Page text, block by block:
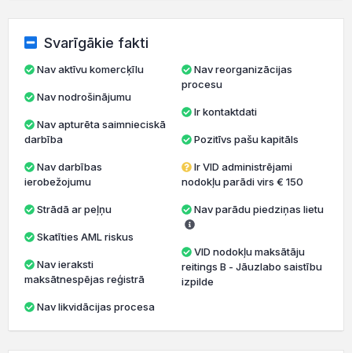
Svarīgākie fakti
Nav aktīvu komercķīlu
Nav nodrošinājumu
darbība
ierobežojumu
Strādā ar peļņu
Skatīties AML riskus
maksātnespējas reģistrā
Nav likvidācijas procesa
Nav reorganizācijas
procesu
Ir kontaktdati
Pozitīvs pašu kapitāls
Ir VID administrējami
nodokļu parādi virs € 150
Nav parādu piedziņas lietu
VID nodokļu maksātāju
reitings B - Jāuzlabo saistību
izpilde